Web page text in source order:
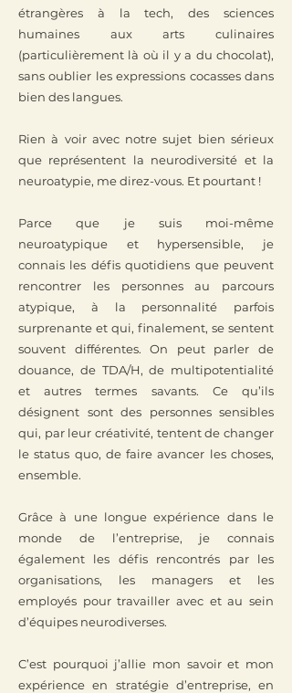
étrangères à la tech, des sciences
humaines aux arts culinaires
(particulièrement là où il y a du chocolat),
sans oublier les expressions cocasses dans
bien des langues.
Rien à voir avec notre sujet bien sérieux
que représentent la neurodiversité et la
neuroatypie, me direz-vous. Et pourtant !
Parce que je suis moi-même
neuroatypique et hypersensible, je
connais les défis quotidiens que peuvent
rencontrer les personnes au parcours
atypique, à la personnalité parfois
surprenante et qui, finalement, se sentent
souvent différentes. On peut parler de
douance, de TDA/H, de multipotentialité
et autres termes savants. Ce qu’ils
désignent sont des personnes sensibles
qui, par leur créativité, tentent de changer
le status quo, de faire avancer les choses,
ensemble.
Grâce à une longue expérience dans le
monde de l’entreprise, je connais
également les défis rencontrés par les
organisations, les managers et les
employés pour travailler avec et au sein
d’équipes neurodiverses.
C’est pourquoi j’allie mon savoir et mon
expérience en stratégie d’entreprise, en